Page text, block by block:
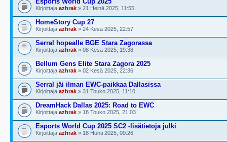
Kirjoittaja azhrak » 21 Heinä 2025, 11:55
HomeStory Cup 27
Kirjoittaja azhrak » 24 Kesä 2025, 22:57
Serral hopealle BGE Stara Zagorassa
Kirjoittaja azhrak » 08 Kesä 2025, 19:38
Bellum Gens Elite Stara Zagora 2025
Kirjoittaja azhrak » 02 Kesä 2025, 22:36
Serral jäi ilman EWC-paikkaa Dallasissa
Kirjoittaja azhrak » 31 Touko 2025, 11:10
DreamHack Dallas 2025: Road to EWC
Kirjoittaja azhrak » 18 Touko 2025, 21:03
Esports World Cup 2025 SC2 -lisätietoja julki
Kirjoittaja azhrak » 18 Huhti 2025, 00:26